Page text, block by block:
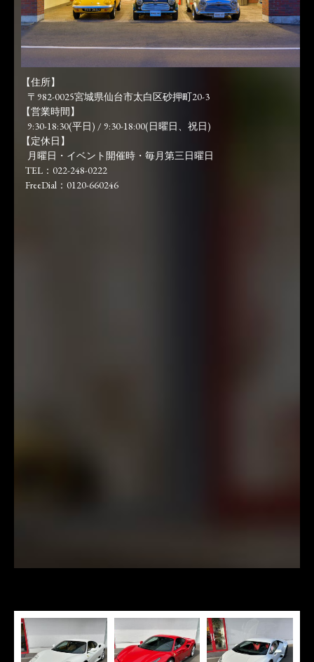
【住所】
〒982-0025宮城県仙台市太白区砂押町20-3
【営業時間】
9:30-18:30(平日) / 9:30-18:00(日曜日、祝日)
【定休日】
月曜日・イベント開催時・毎月第三日曜日
TEL：022-248-0222
FreeDial：0120-660246